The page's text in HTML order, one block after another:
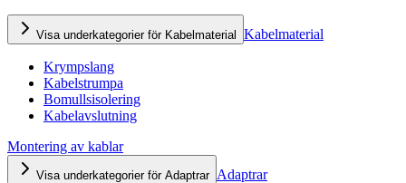
Visa underkategorier för Kabelmaterial Kabelmaterial
Krympslang
Kabelstrumpa
Bomullsisolering
Kabelavslutning
Montering av kablar
Visa underkategorier för Adaptrar Adaptrar